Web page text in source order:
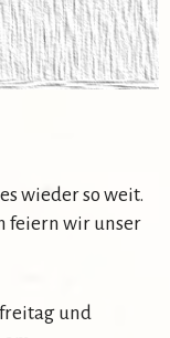
wieder so weit.
feiern wir unser
und